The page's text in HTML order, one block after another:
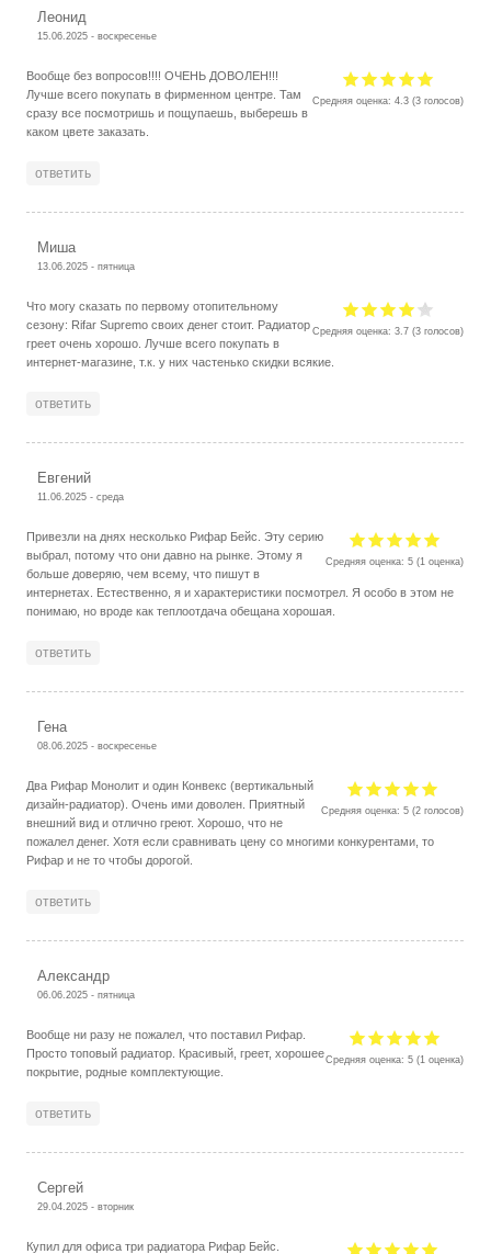
Леонид
15.06.2025 - воскресенье
Средняя оценка:4.3 (3 голосов)
Вообще без вопросов!!!! ОЧЕНЬ ДОВОЛЕН!!!
Лучше всего покупать в фирменном центре. Там
сразу все посмотришь и пощупаешь, выберешь в
каком цвете заказать.
ответить
Миша
13.06.2025 - пятница
Средняя оценка:3.7 (3 голосов)
Что могу сказать по первому отопительному
сезону: Rifar Supremo своих денег стоит. Радиатор
греет очень хорошо. Лучше всего покупать в
интернет-магазине, т.к. у них частенько скидки всякие.
ответить
Евгений
11.06.2025 - среда
Средняя оценка:5 (1 оценка)
Привезли на днях несколько Рифар Бейс. Эту серию
выбрал, потому что они давно на рынке. Этому я
больше доверяю, чем всему, что пишут в
интернетах. Естественно, я и характеристики посмотрел. Я особо в этом не
понимаю, но вроде как теплоотдача обещана хорошая.
ответить
Гена
08.06.2025 - воскресенье
Средняя оценка:5 (2 голосов)
Два Рифар Монолит и один Конвекс (вертикальный
дизайн-радиатор). Очень ими доволен. Приятный
внешний вид и отлично греют. Хорошо, что не
пожалел денег. Хотя если сравнивать цену со многими конкурентами, то
Рифар и не то чтобы дорогой.
ответить
Александр
06.06.2025 - пятница
Средняя оценка:5 (1 оценка)
Вообще ни разу не пожалел, что поставил Рифар.
Просто топовый радиатор. Красивый, греет, хорошее
покрытие, родные комплектующие.
ответить
Сергей
29.04.2025 - вторник
Купил для офиса три радиатора Рифар Бейс.